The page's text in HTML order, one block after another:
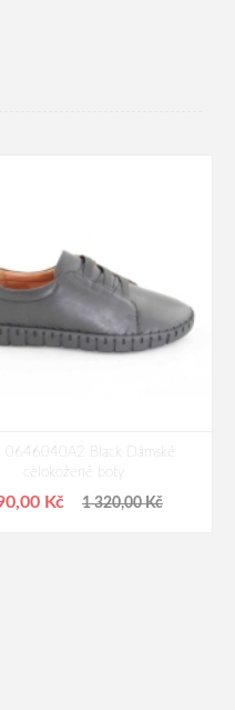
0646040A2 Black Dámské
celokožené boty
Kč 1 320,00 Kč